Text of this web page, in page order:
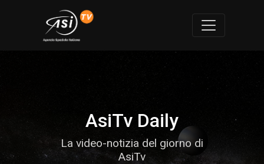
AsiTv Daily
La video-notizia del giorno di
AsiTv